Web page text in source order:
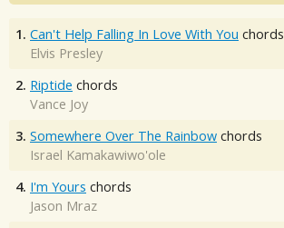
1. Can't Help Falling In Love With You chords
Elvis Presley
2. Riptide chords
Vance Joy
3. Somewhere Over The Rainbow chords
Israel Kamakawiwo'ole
4. I'm Yours chords
Jason Mraz